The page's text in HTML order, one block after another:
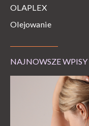
OLAPLEX
Olejowanie
NAJNOWSZE WPISY